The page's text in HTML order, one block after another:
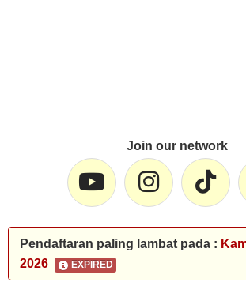
Join our network
Pendaftaran paling lambat pada :
2026
EXPIRED